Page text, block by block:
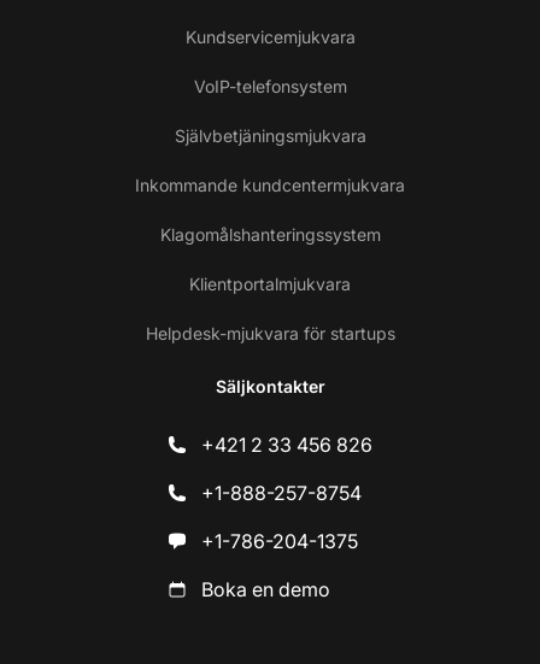
Kundservicemjukvara
VoIP-telefonsystem
Självbetjäningsmjukvara
Inkommande kundcentermjukvara
Klagomålshanteringssystem
Klientportalmjukvara
Helpdesk-mjukvara för startups
Säljkontakter
+421 2 33 456 826
+1-888-257-8754
+1-786-204-1375
Boka en demo